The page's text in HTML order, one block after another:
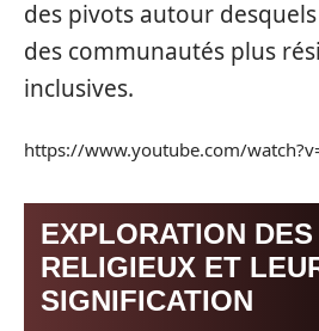
des pivots autour
des communautés plus
inclusives.
https://www.youtube.com/
EXPLORATION
RELIGIEUX ET
SIGNIFICATION